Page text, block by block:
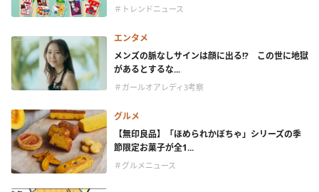
＃トレンドニュース
エンタメ
メンズの脈なしサインは顔に出る!? この世に地獄
があるとするな...
＃ガールオアレディ3考察
グルメ
【無印良品】「ほめられかぼちゃ」シリーズの季
節限定お菓子が全1...
＃グルメニュース